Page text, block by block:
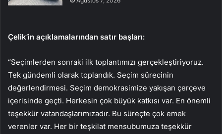
Çelik’in açıklamalarından satır başları:
“Seçimlerden sonraki ilk toplantımızı gerçekleştiriyoruz.
Tek gündemli olarak toplandık. Seçim sürecinin
değerlendirmesi. Seçim demokrasimize yakışan çerçeve
içerisinde geçti. Herkesin çok büyük katkısı var. En önemli
teşekkür vatandaşlarımızadır. Bu süreçte çok emek
verenler var. Her bir teşkilat mensubumuza teşekkür